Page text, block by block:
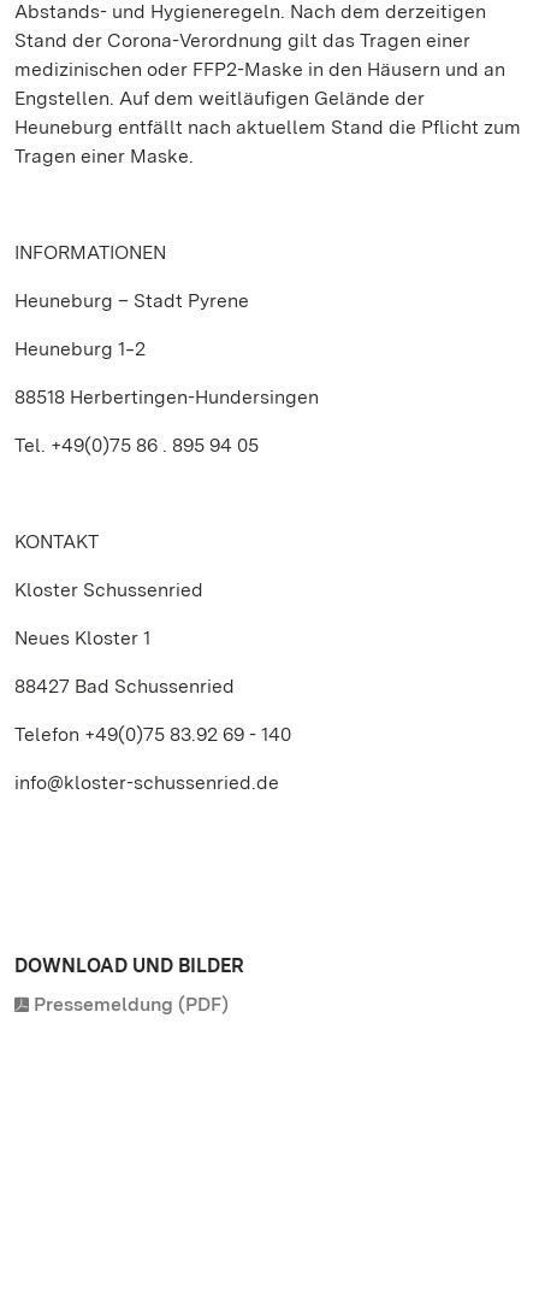
Abstands- und Hygieneregeln. Nach dem derzeitigen
Stand der Corona-Verordnung gilt das Tragen einer
medizinischen oder FFP2-Maske in den Häusern und an
Engstellen. Auf dem weitläufigen Gelände der
Heuneburg entfällt nach aktuellem Stand die Pflicht zum
Tragen einer Maske.
INFORMATIONEN
Heuneburg – Stadt Pyrene
Heuneburg 1‒2
88518 Herbertingen-Hundersingen
Tel. +49(0)75 86 . 895 94 05
KONTAKT
Kloster Schussenried
Neues Kloster 1
88427 Bad Schussenried
Telefon +49(0)75 83.92 69 - 140
info@kloster-schussenried.de
DOWNLOAD UND BILDER
Pressemeldung (PDF)